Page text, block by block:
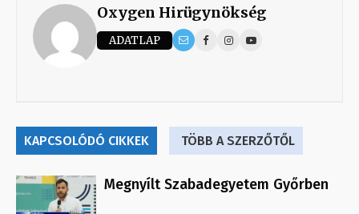
Oxygen Hirügynökség
ADATLAP
KAPCSOLÓDÓ CIKKEK TÖBB A SZERZŐTŐL
Megnyílt Szabadegyetem Győrben